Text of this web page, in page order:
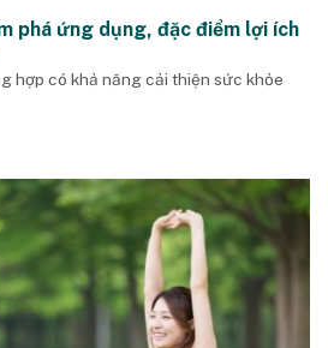
phá ứng dụng, đặc điểm lợi ích
hợp có khả năng cải thiện sức khỏe